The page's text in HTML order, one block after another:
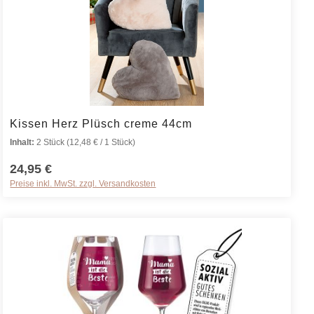
Anzahl zu erhöhen oder zu
ein oder benutze die Schaltflächen
Produkt Anzahl: Gib den gewünschten
Kissen Herz Plüsch creme 44cm
Inhalt:2 Stück(12,48 € / 1 Stück)
24,95 €
Preise inkl. MwSt. zzgl. Versandkosten